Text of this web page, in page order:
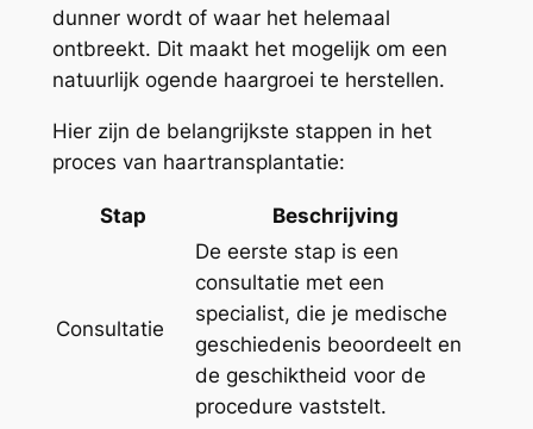
dunner wordt of waar het helemaal
ontbreekt. Dit maakt het mogelijk om een
natuurlijk ogende haargroei te herstellen.
Hier zijn de belangrijkste stappen in het
proces van haartransplantatie:
Stap Beschrijving
Consultatie
De eerste stap is een
consultatie met een
specialist, die je medische
geschiedenis beoordeelt en
de geschiktheid voor de
procedure vaststelt.